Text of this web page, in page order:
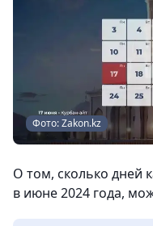
Фото: Zakon.kz
О том, сколько дней
в июне 2024 года,